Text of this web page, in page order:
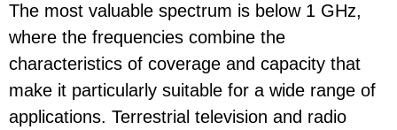
The most valuable spectrum is below 1 GHz,
where the frequencies combine the
characteristics of coverage and capacity that
make it particularly suitable for a wide range of
applications. Terrestrial television and radio